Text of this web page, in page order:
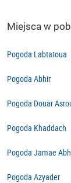
Miejsca w
Pogoda Labtatoua
Pogoda Abhir
Pogoda Douar
Pogoda Khaddach
Pogoda Jamae
Pogoda Azyader